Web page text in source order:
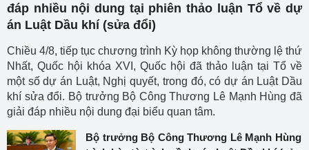
đáp nhiều nội dung tại phiên thảo luận Tổ về dự
án Luật Dầu khí (sửa đổi)
Chiều 4/8, tiếp tục chương trình Kỳ họp không thường lệ thứ
Nhất, Quốc hội khóa XVI, Quốc hội đã thảo luận tại Tổ về
một số dự án Luật, Nghị quyết, trong đó, có dự án Luật Dầu
khí sửa đổi. Bộ trưởng Bộ Công Thương Lê Mạnh Hùng đã
giải đáp nhiều nội dung đại biểu quan tâm.
Bộ trưởng Bộ Công Thương Lê Mạnh Hùng